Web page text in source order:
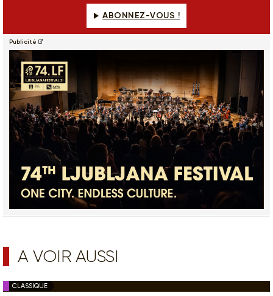
ABONNEZ-VOUS !
Publicité
A VOIR AUSSI
CLASSIQUE